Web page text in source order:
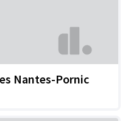
Nantes-Pornic